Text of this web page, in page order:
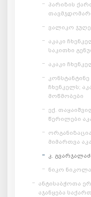
პარიზის
ვალიკო
აკაკი
საკითხი
აკაკი
ჩხენკელს;
მოწმობები
ექ.
წერილები
მიმართვა
კ.
ნიკო
ანტისაბჭოთა
აჯანყება